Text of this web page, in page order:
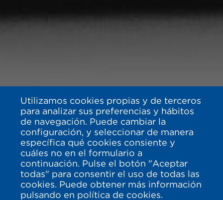
Utilizamos cookies propias y de terceros
para analizar sus preferencias y hábitos
de navegación. Puede cambiar la
configuración, y seleccionar de manera
específica qué cookies consiente y
cuáles no en el formulario a
continuación. Pulse el botón "Aceptar
todas" para consentir el uso de todas las
cookies. Puede obtener más información
pulsando en política de cookies.